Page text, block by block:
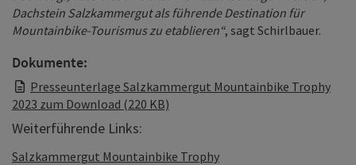
Dachstein Salzkammergut als führende Destination für
Mountainbike-Tourismus zu etablieren“, sagt Schirlbauer.
Dokumente:
Presseunterlage Salzkammergut Mountainbike Trophy
2023 zum Download (220 KB)
Weiterführende Links:
Salzkammergut Mountainbike Trophy